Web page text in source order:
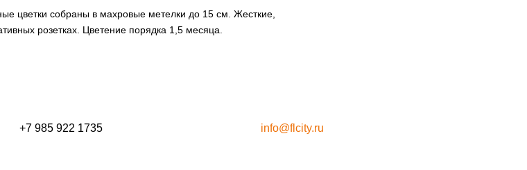
цветки собраны в махровые метелки до 15 см. Жесткие,
розетках. Цветение порядка 1,5 месяца.
+7 985 922 1735 info@flcity.ru